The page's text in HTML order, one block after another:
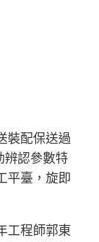
裝配保送過
辨認參數特
平臺，旋即
工程師郭東